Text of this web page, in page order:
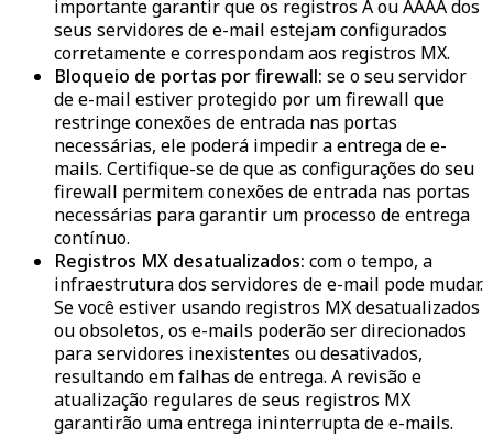
importante garantir que os registros A ou AAAA dos
seus servidores de e-mail estejam configurados
corretamente e correspondam aos registros MX.
Bloqueio de portas por firewall: se o seu servidor
de e-mail estiver protegido por um firewall que
restringe conexões de entrada nas portas
necessárias, ele poderá impedir a entrega de e-
mails. Certifique-se de que as configurações do seu
firewall permitem conexões de entrada nas portas
necessárias para garantir um processo de entrega
contínuo.
Registros MX desatualizados: com o tempo, a
infraestrutura dos servidores de e-mail pode mudar.
Se você estiver usando registros MX desatualizados
ou obsoletos, os e-mails poderão ser direcionados
para servidores inexistentes ou desativados,
resultando em falhas de entrega. A revisão e
atualização regulares de seus registros MX
garantirão uma entrega ininterrupta de e-mails.